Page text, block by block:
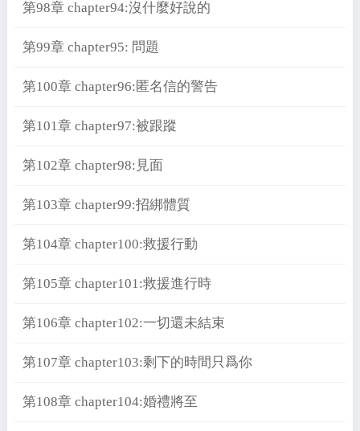
第98章 chapter94:沒什麼好說的
第99章 chapter95: 問題
第100章 chapter96:匿名信的警告
第101章 chapter97:被跟蹤
第102章 chapter98:見面
第103章 chapter99:招綁體質
第104章 chapter100:救援行動
第105章 chapter101:救援進行時
第106章 chapter102:一切還未結束
第107章 chapter103:剩下的時間只爲你
第108章 chapter104:婚禮將至